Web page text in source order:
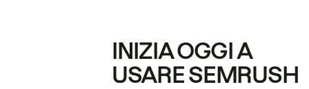
INIZIA OGGI A
USARE SEMRUSH